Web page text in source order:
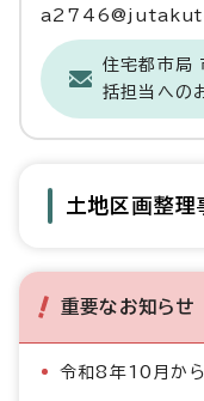
住宅都市局
括担当への
土地区画整理
重要なお知らせ
令和8年10月から